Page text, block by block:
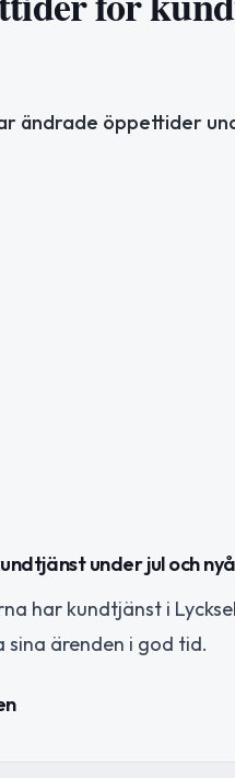
ändrade öppettider
under jul och
har kundtjänst i
ärenden i god tid.